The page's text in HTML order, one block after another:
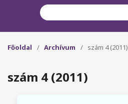
Főoldal / Archívum / szám 4 (2011)
szám 4 (2011)